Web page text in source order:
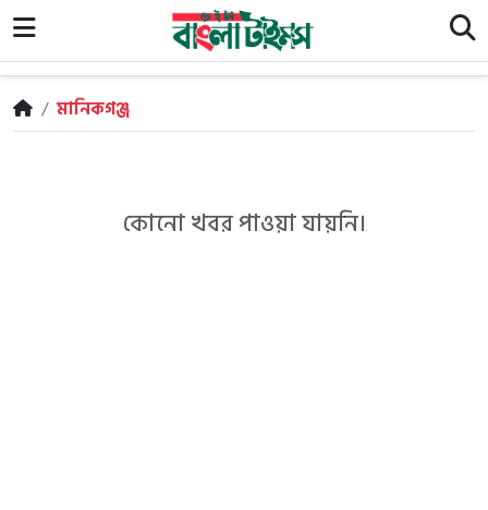
/ মানিকগঞ্জ
কোনো খবর পাওয়া যায়নি।